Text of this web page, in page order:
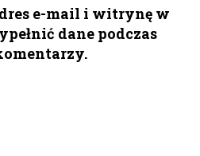
e-mail i witrynę w
dane podczas